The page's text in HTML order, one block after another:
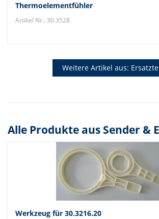
Thermoelementfühler
Artikel Nr.: 30.3528
Weitere Artikel aus:
Alle Produkte aus Sender &
Werkzeug für 30.3216.20